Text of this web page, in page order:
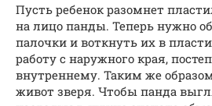
Пусть ребенок разомнет
на лицо панды. Теперь нужно
палочки и воткнуть их в
работу с наружного края,
внутреннему. Таким же
живот зверя. Чтобы панда